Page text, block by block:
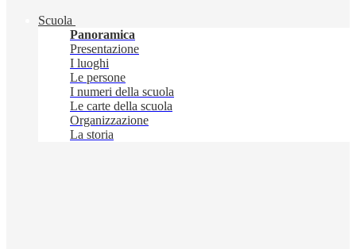
Scuola
Panoramica
Presentazione
I luoghi
Le persone
I numeri della scuola
Le carte della scuola
Organizzazione
La storia